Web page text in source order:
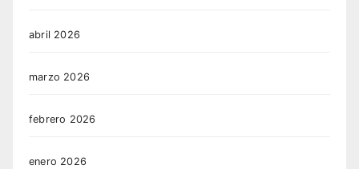
abril 2026
marzo 2026
febrero 2026
enero 2026